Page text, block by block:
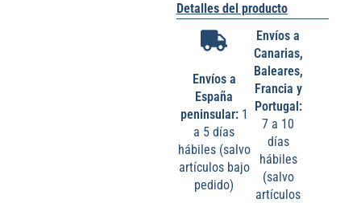
Detalles del producto
Envíos a
España
peninsular:1
a 5 días
hábiles (salvo
artículos bajo
pedido)
Envíos a
Canarias,
Baleares,
Francia y
Portugal:
7 a 10
días
hábiles
(salvo
artículos